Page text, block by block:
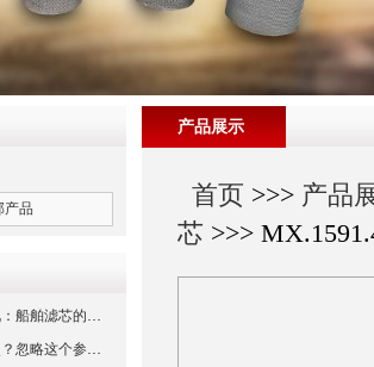
产品展示
首页 >>> 产品
芯 >>>
产品
从海水过滤到燃油净化：船舶滤芯的多场景应用解析
汽轮机滤芯多久换一次？忽略这个参数，机组非停损失可能上百万！